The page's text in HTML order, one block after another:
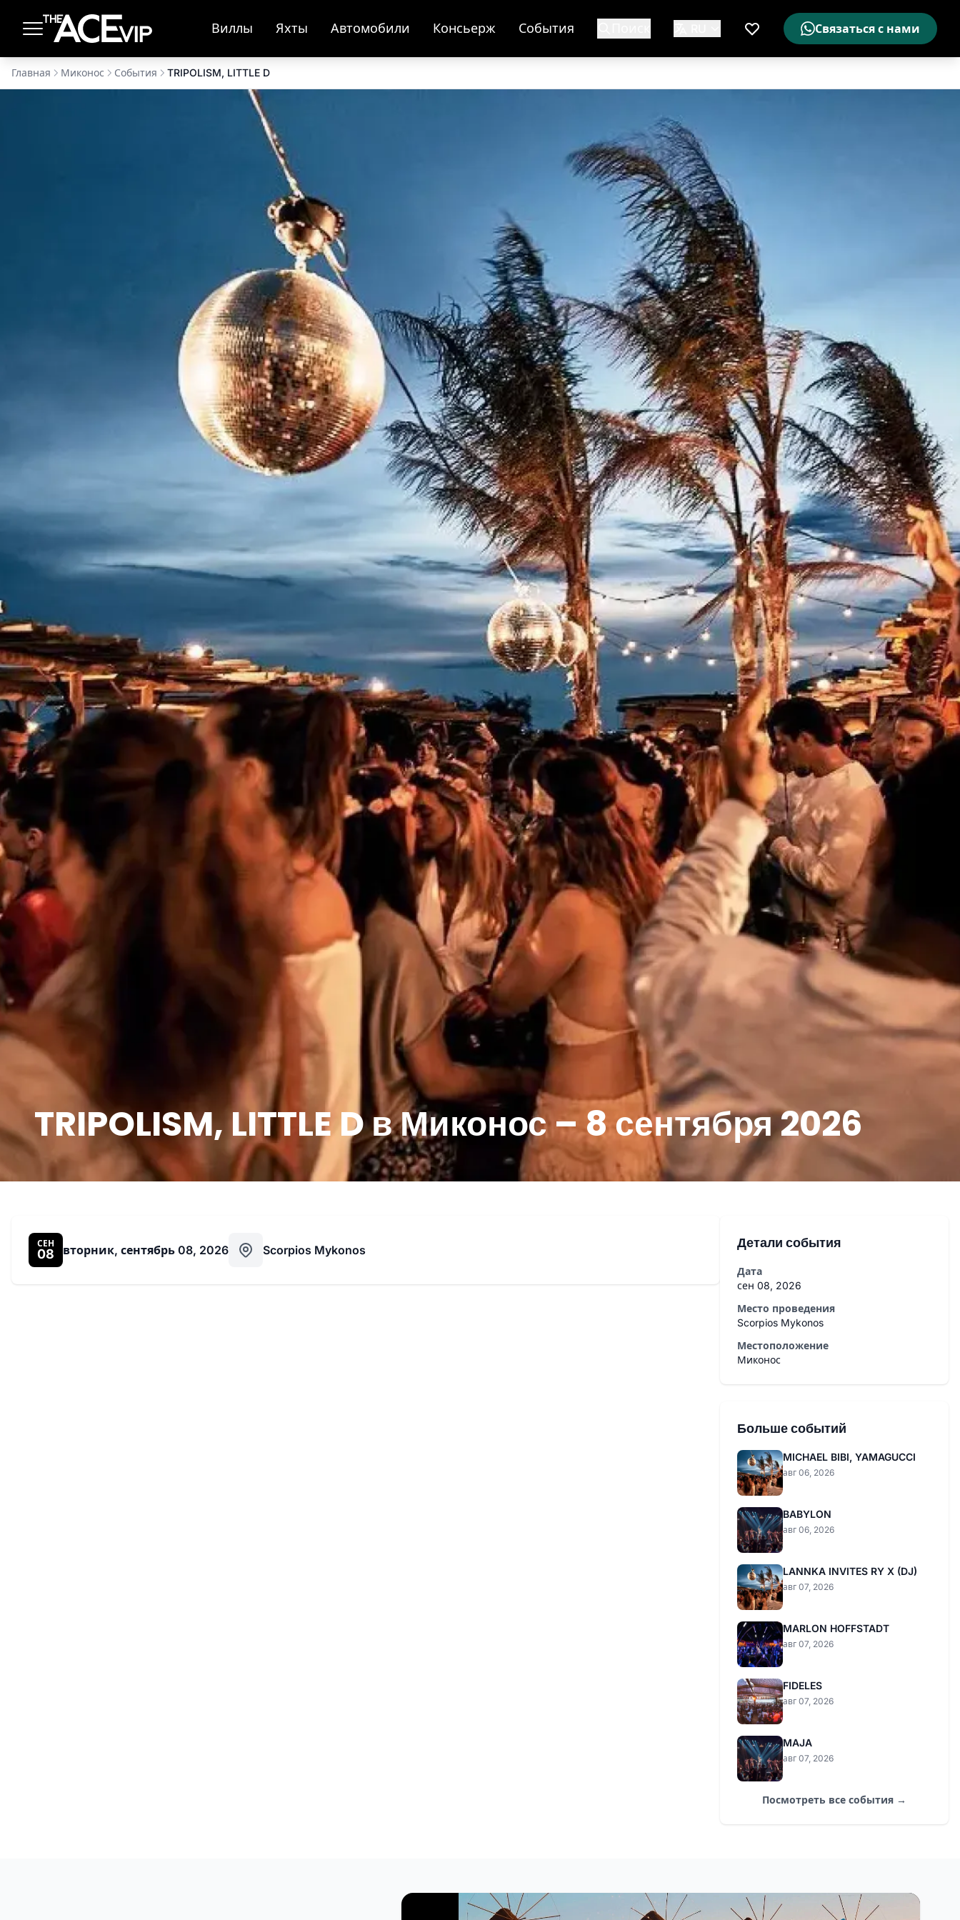
Виллы Яхты Автомобили Консьерж События
Мой список желаемого
Связаться с нами
Главная Миконос События TRIPOLISM, LITTLE D
TRIPOLISM, LITTLE D в Миконос – 8 сентября 2026
СЕН
08 вторник, сентябрь 08, 2026 Scorpios Mykonos Детали события
Дата
сен 08, 2026
Место проведения
Scorpios Mykonos
Местоположение
Миконос
Больше событий
MICHAEL BIBI, YAMAGUCCI
авг 06, 2026
BABYLON
авг 06, 2026
LANNKA INVITES RY X (DJ)
авг 07, 2026
MARLON HOFFSTADT
авг 07, 2026
FIDELES
авг 07, 2026
MAJA
авг 07, 2026
Посмотреть все события →